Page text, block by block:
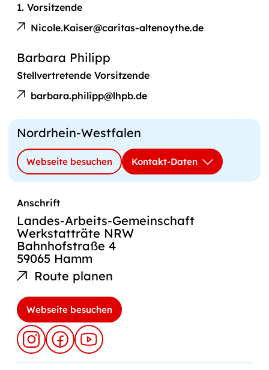
1. Vorsitzende
Nicole.Kaiser@caritas-altenoythe.de
E-
Mail
an
Nicole
Kaiser
Barbara Philipp
Stellvertretende Vorsitzende
barbara.philipp@lhpb.de
E-
Mail
an
Barbara
Philipp
Nordrhein-Westfalen
Webseite besuchen Kontakt-Daten
Anschrift
Landes-Arbeits-Gemeinschaft
Werkstatträte NRW
Bahnhofstraße 4
59065 Hamm
Route planen
Webseite besuchen